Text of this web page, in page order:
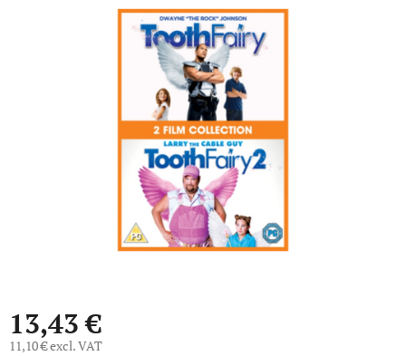
13,43 €
11,10 € excl. VAT